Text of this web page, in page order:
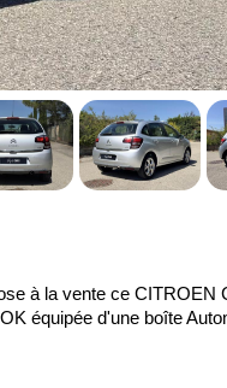
à la vente ce CITROEN
équipée d'une boîte
Petite, souple, la